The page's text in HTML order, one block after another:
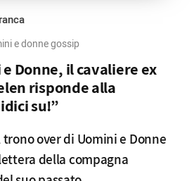
e donne gossip
Donne, il cavaliere ex
risponde alla
su!”
over di Uomini e Donne
della compagna